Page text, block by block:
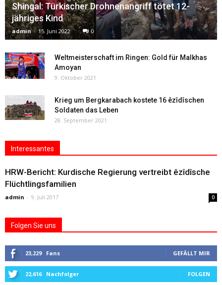
Shingal: Türkischer Drohnenangriff tötet 12-
jähriges Kind
admin - 15. Juni 2022 0
Weltmeisterschaft im Ringen: Gold für Malkhas
Amoyan
9. Oktober 2021
Krieg um Bergkarabach kostete 16 êzîdîschen
Soldaten das Leben
28. September 2021
Interessantes
HRW-Bericht: Kurdische Regierung vertreibt êzîdîsche
Flüchtlingsfamilien
admin - 9. Juli 2017 0
Folgen Sie uns
23,229 Fans GEFÄLLT MIR
22,616 Nachfolger FOLGEN